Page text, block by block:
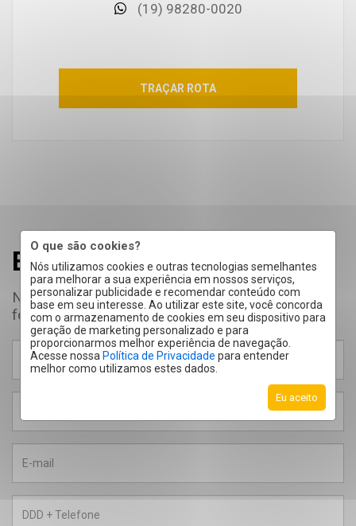
O que são cookies?
Nós utilizamos cookies e outras tecnologias semelhantes
para melhorar a sua experiência em nossos serviços,
personalizar publicidade e recomendar conteúdo com
base em seu interesse. Ao utilizar este site, você concorda
com o armazenamento de cookies em seu dispositivo para
geração de marketing personalizado e para
proporcionarmos melhor experiência de navegação.
Acesse nossa Política de Privacidade para entender
melhor como utilizamos estes dados.
Eu aceito
(19) 98280-0020
TRAÇAR ROTA
Entre em contato!
Nos envie uma mensagem preenchendo o
formulário.